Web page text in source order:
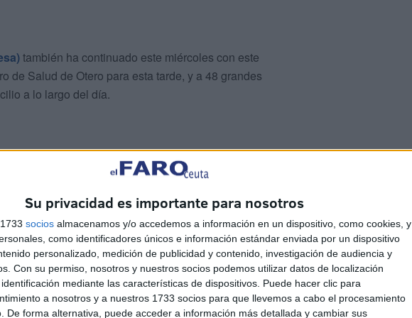
Su privacidad es importante para nosotros
socios almacenamos y/o accedemos a información en un dispositivo, como cookies, y
como identificadores únicos e información estándar enviada por un dispositivo
personalizado, medición de publicidad y contenido, investigación de audiencia y
Con su permiso, nosotros y nuestros socios podemos utilizar datos de localización
mediante las características de dispositivos. Puede hacer clic para
a nosotros y a nuestros 1733 socios para que llevemos a cabo el procesamiento
De forma alternativa, puede acceder a información más detallada y cambiar sus
también ha continuado este miércoles con este
de Salud de Otero para esta tarde, y a 48 grandes
a lo largo del día.
mayores de 80 años que no han recibido
la Consejería de Sanidad para pedir que se les llame